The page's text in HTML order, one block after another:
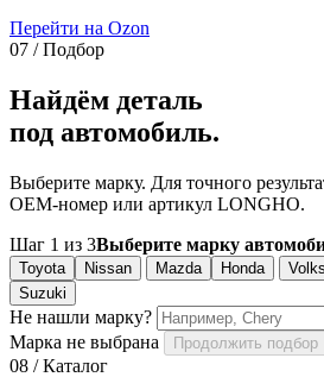
Перейти на Ozon
07 / Подбор
Найдём деталь
под автомобиль.
Выберите марку. Для точного
OEM-номер или артикул LONGHO.
Шаг 1 из 3Выберите марку
Toyota Nissan Mazda Honda
Suzuki
Не нашли марку?
Марка не выбрана
Продолжить подбор
08 / Каталог